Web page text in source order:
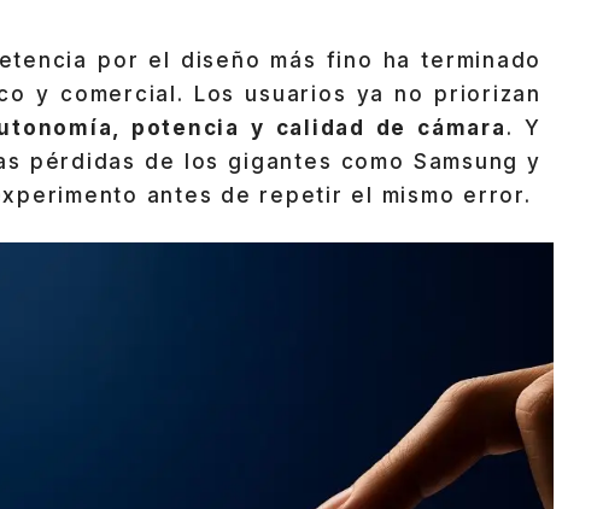
por el diseño más fino ha terminado
y comercial. Los usuarios ya no priorizan
potencia y calidad de cámara . Y
pérdidas de los gigantes como Samsung y
antes de repetir el mismo error.